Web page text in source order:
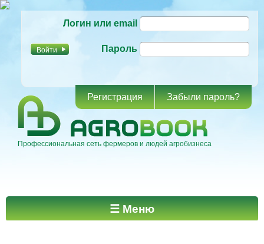
основному
Логин или email
Пароль
Регистрация Забыли пароль?
Профессиональная сеть фермеров и людей агробизнеса
Главное меню ☰ Меню